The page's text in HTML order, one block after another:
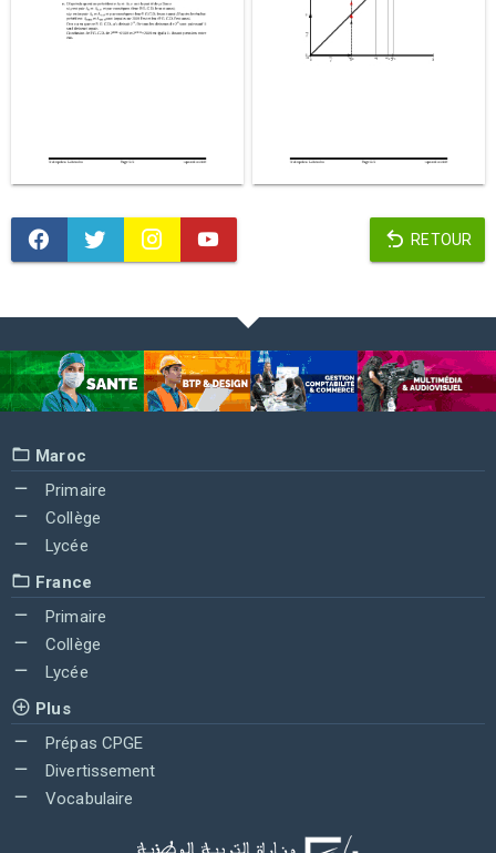
RETOUR
Maroc
Primaire
Collège
Lycée
France
Primaire
Collège
Lycée
Plus
Prépas CPGE
Divertissement
Vocabulaire